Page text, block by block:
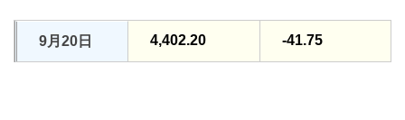
9月20日 4,402.20 -41.75